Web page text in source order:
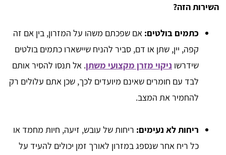
השירות הזה?
כתמים בולטים: אם שפכתם משהו על המזרון, בין אם זה
קפה, יין, שתן או דם, סביר להניח שיישארו כתמים בולטים
שידרשו ניקוי מזרן מקצועי משתן. אל תנסו להסיר אותם
לבד עם חומרים שאינם מיועדים לכך, שכן אתם עלולים רק
להחמיר את המצב.
ריחות לא נעימים: ריחות של עובש, זיעה, חיות מחמד או
כל ריח אחר שנספג במזרון לאורך זמן יכולים להעיד על